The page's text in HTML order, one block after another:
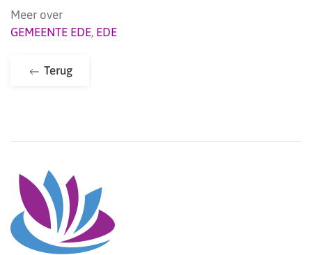
Meer over
GEMEENTE EDE, EDE
Terug